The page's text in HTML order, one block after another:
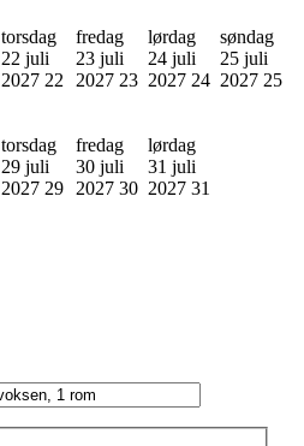
torsdag
22 juli
2027 22
fredag
23 juli
2027 23
lørdag
24 juli
2027 24
søndag
25 juli
2027 25
torsdag
29 juli
2027 29
fredag
30 juli
2027 30
lørdag
31 juli
2027 31